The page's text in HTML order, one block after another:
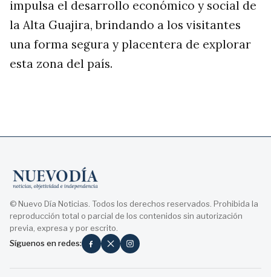
impulsa el desarrollo económico y social de
la Alta Guajira, brindando a los visitantes
una forma segura y placentera de explorar
esta zona del país.
© Nuevo Día Noticias. Todos los derechos reservados. Prohibida la
reproducción total o parcial de los contenidos sin autorización
previa, expresa y por escrito.
Síguenos en redes: